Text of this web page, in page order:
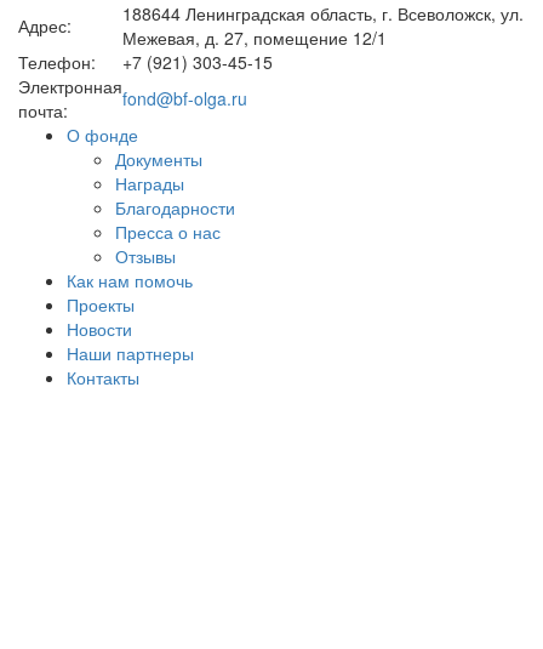
Адрес:
188644 Ленинградская область, г. Всеволожск, ул.
Межевая, д. 27, помещение 12/1
Телефон:
+7 (921) 303-45-15
Электронная
почта:
fond@bf-olga.ru
О фонде
Документы
Награды
Благодарности
Пресса о нас
Отзывы
Как нам помочь
Проекты
Новости
Наши партнеры
Контакты